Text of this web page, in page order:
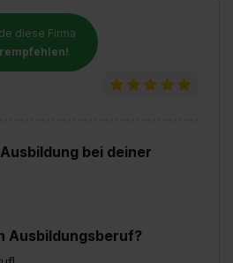
diese Firma
bei deiner
Ausbildungsberuf?